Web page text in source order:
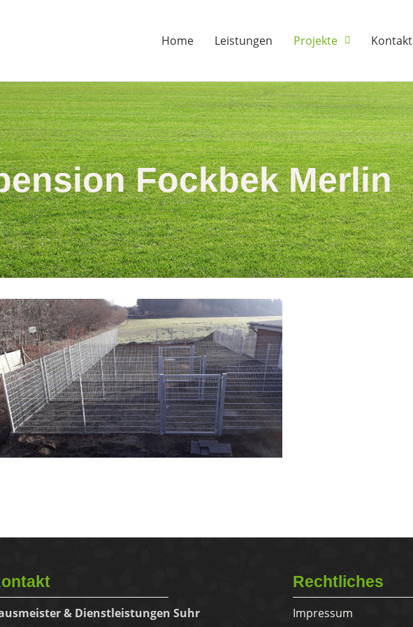
Home Leistungen Projekte Kontakt
Fockbek Merlin
& Dienstleistungen Suhr
Rechtliches
Impressum